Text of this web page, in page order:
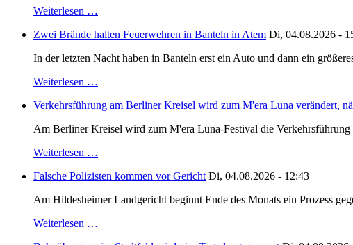
Weiterlesen …
Zwei Brände halten Feuerwehren in Banteln in Atem Di, 04.08.2026 -
In der letzten Nacht haben in Banteln erst ein Auto und dann ein
Weiterlesen …
Verkehrsführung am Berliner Kreisel wird zum M'era Luna verändert,
Am Berliner Kreisel wird zum M'era Luna-Festival die
Weiterlesen …
Falsche Polizisten kommen vor Gericht Di, 04.08.2026 - 12:43
Am Hildesheimer Landgericht beginnt Ende des Monats ein Prozess
Weiterlesen …